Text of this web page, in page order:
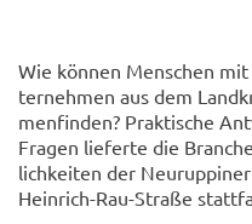
Wie kön­nen Men­schen
ter­neh­men aus dem
men­fin­den? Prak­ti­sche
Fra­gen lie­fer­te die
lich­kei­ten der
Heinrich-​Rau-Straße